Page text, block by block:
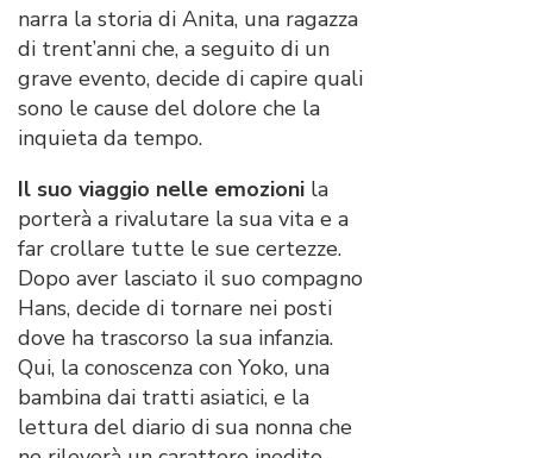
narra la storia di Anita, una ragazza
di trent’anni che, a seguito di un
grave evento, decide di capire quali
sono le cause del dolore che la
inquieta da tempo.
Il suo viaggio nelle emozioni la
porterà a rivalutare la sua vita e a
far crollare tutte le sue certezze.
Dopo aver lasciato il suo compagno
Hans, decide di tornare nei posti
dove ha trascorso la sua infanzia.
Qui, la conoscenza con Yoko, una
bambina dai tratti asiatici, e la
lettura del diario di sua nonna che